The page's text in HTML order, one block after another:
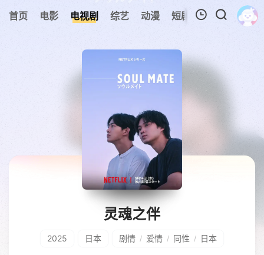
首页 电影 电视剧 综艺 动漫 短剧 今日更新
0
暂无观看影片的记录
灵魂之伴
2025 日本 剧情 / 爱情 / 同性 / 日本